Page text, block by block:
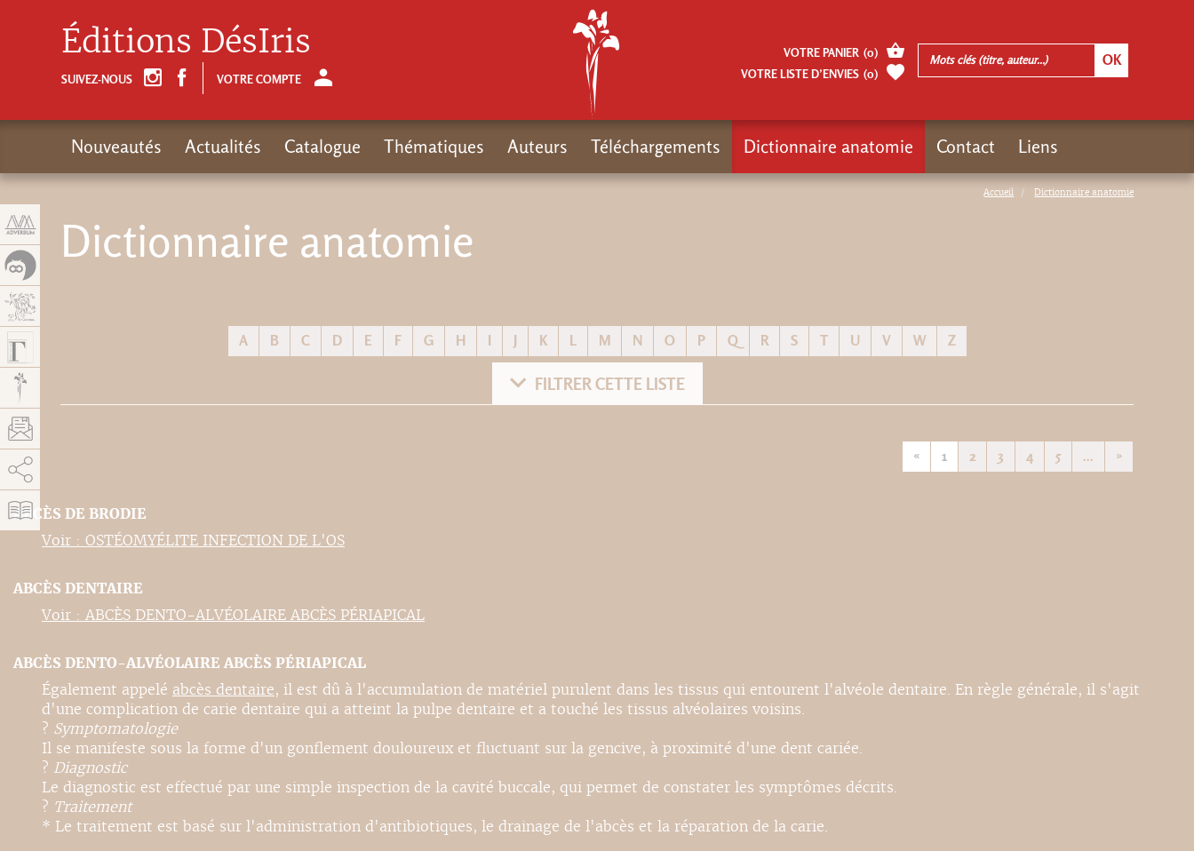
Accueil Dictionnaire anatomie
Dictionnaire anatomie
A B C D E F G H K L M N O P Q R S T U V W Z
FILTRER CETTE LISTE
« 1 2 3 4 5 ... »
ABCÈS DE BRODIE
Voir : OSTÉOMYÉLITE INFECTION DE L'OS
ABCÈS DENTAIRE
Voir : ABCÈS DENTO-ALVÉOLAIRE ABCÈS PÉRIAPICAL
ABCÈS DENTO-ALVÉOLAIRE ABCÈS PÉRIAPICAL
Également appelé abcès dentaire, il est dû à l'accumulation de matériel purulent dans les tissus qui entourent l'alvéole dentaire. En règle générale, il s'agit
d'une complication de carie dentaire qui a atteint la pulpe dentaire et a touché les tissus alvéolaires voisins.
? Symptomatologie
Il se manifeste sous la forme d'un gonflement douloureux et fluctuant sur la gencive, à proximité d'une dent cariée.
? Diagnostic
Le diagnostic est effectué par une simple inspection de la cavité buccale, qui permet de constater les symptômes décrits.
? Traitement
* Le traitement est basé sur l'administration d'antibiotiques, le drainage de l'abcès et la réparation de la carie.
Éditions DésIris
SUIVEZ-NOUS VOTRE COMPTE
VOTRE PANIER (0)
VOTRE LISTE D’ENVIES (0)
Nouveautés Actualités Catalogue Thématiques Auteurs Téléchargements Dictionnaire anatomie Contact Liens